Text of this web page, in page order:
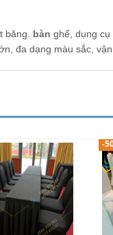
băng. bàn ghế, dụng cụ
đa dạng màu sắc,
-